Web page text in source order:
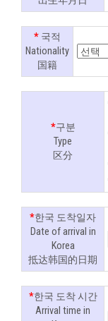
* 국적
Nationality
国籍
*구분
Type
区分
*한국 도착일자
Date of arrival in
Korea
抵达韩国的日期
*한국 도착 시간
Arrival time in